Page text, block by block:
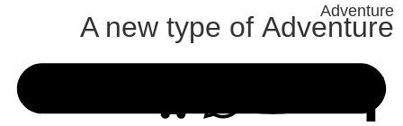
Adventure
A new type of Adventure